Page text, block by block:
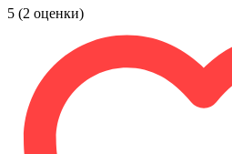
5 (2 оценки)